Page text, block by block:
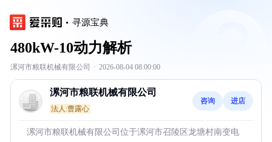
寻源宝典
480kW-10动力解析
漯河市粮联机械有限公司 · 2026-08-04 08:00:00
漯河市粮联机械有限公司
法人:曹露心
咨询 进店
漯河市粮联机械有限公司位于漯河市召陵区龙塘村南变电